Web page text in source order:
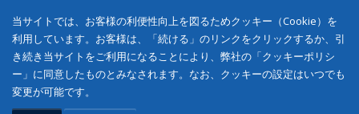
当サイトでは、お客様の利便性向上を図るためクッキー（Cookie）を
利用しています。お客様は、「続ける」のリンクをクリックするか、引
き続き当サイトをご利用になることにより、弊社の「クッキーポリシ
ー」に同意したものとみなされます。なお、クッキーの設定はいつでも
変更が可能です。